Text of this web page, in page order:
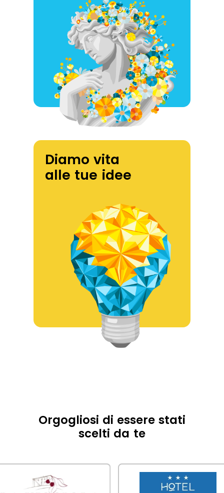
Diamo vita
alle tue idee
Orgogliosi di essere stati
scelti da te